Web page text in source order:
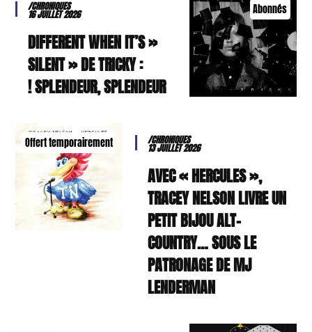
Abonnés
/CHRONIQUES
16 JUILLET 2026
« DIFFERENT WHEN IT’S
SILENT » DE TRICKY :
SPLENDEUR, SPLENDEUR !
Offert temporairement /CHRONIQUES
13 JUILLET 2026
AVEC « HERCULES »,
TRACEY NELSON LIVRE UN
PETIT BIJOU ALT-
COUNTRY… SOUS LE
PATRONAGE DE MJ
LENDERMAN